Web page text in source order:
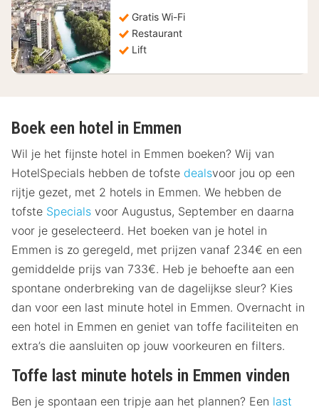
Gratis Wi-Fi
Restaurant
Lift
Boek een hotel in Emmen
Wil je het fijnste hotel in Emmen boeken? Wij van
HotelSpecials hebben de tofste dealsvoor jou op een
rijtje gezet, met 2 hotels in Emmen. We hebben de
tofste Specials voor Augustus, September en daarna
voor je geselecteerd. Het boeken van je hotel in
Emmen is zo geregeld, met prijzen vanaf 234€ en een
gemiddelde prijs van 733€. Heb je behoefte aan een
spontane onderbreking van de dagelijkse sleur? Kies
dan voor een last minute hotel in Emmen. Overnacht in
een hotel in Emmen en geniet van toffe faciliteiten en
extra’s die aansluiten op jouw voorkeuren en filters.
Toffe last minute hotels in Emmen vinden
Ben je spontaan een tripje aan het plannen? Een last